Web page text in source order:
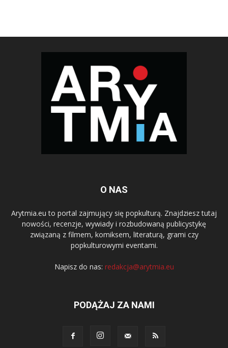
O NAS
Arytmia.eu to portal zajmujący się popkulturą. Znajdziesz tutaj
nowości, recenzje, wywiady i rozbudowaną publicystykę
związaną z filmem, komiksem, literaturą, grami czy
popkulturowymi eventami.
Napisz do nas: redakcja@arytmia.eu
PODĄŻAJ ZA NAMI